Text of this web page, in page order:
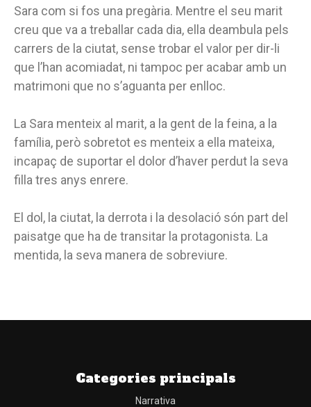
Sara com si fos una pregària. Mentre el seu marit
creu que va a treballar cada dia, ella deambula pels
carrers de la ciutat, sense trobar el valor per dir-li
que l’han acomiadat, ni tampoc per acabar amb un
matrimoni que no s’aguanta per enlloc.
La Sara menteix al marit, a la gent de la feina, a la
família, però sobretot es menteix a ella mateixa,
incapaç de suportar el dolor d’haver perdut la seva
filla tres anys enrere.
El dol, la ciutat, la derrota i la desolació són part del
paisatge que ha de transitar la protagonista. La
mentida, la seva manera de sobreviure.
Categories principals
Narrativa